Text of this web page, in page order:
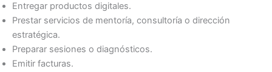
Entregar productos digitales.
Prestar servicios de mentoría, consultoría o dirección
estratégica.
Preparar sesiones o diagnósticos.
Emitir facturas.